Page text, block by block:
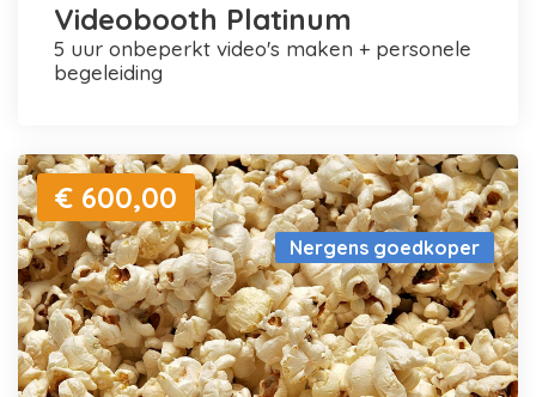
Videobooth Platinum
5 uur onbeperkt video's maken + personele
begeleiding
Nergens goedkoper
€ 600,00